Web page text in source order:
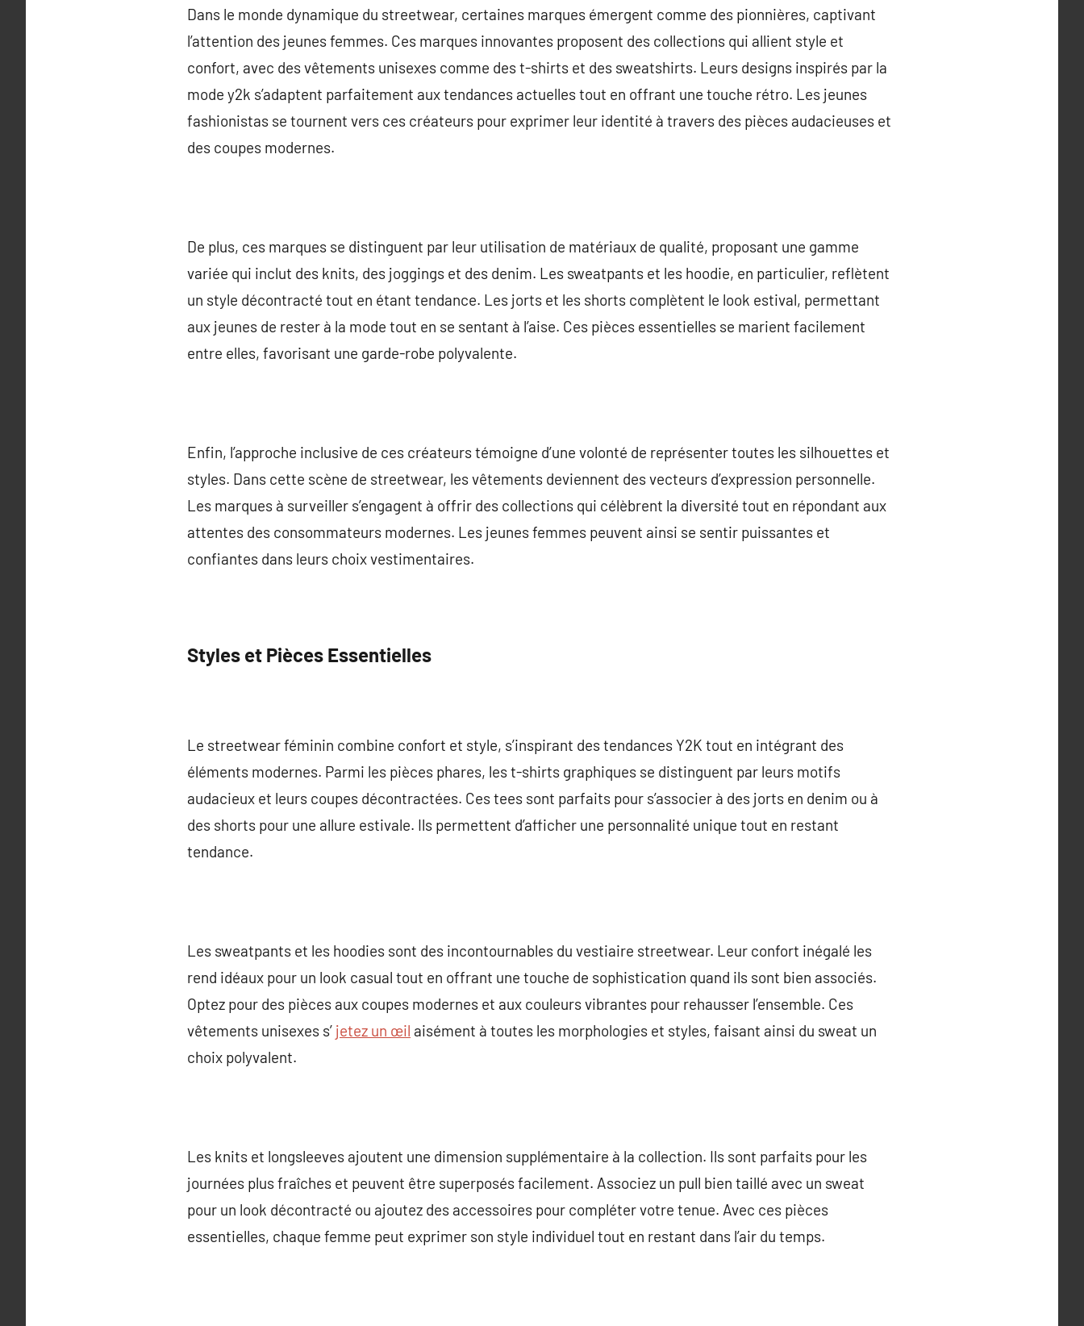
Dans le monde dynamique du streetwear, certaines marques émergent comme des pionnières, captivant
l’attention des jeunes femmes. Ces marques innovantes proposent des collections qui allient style et
confort, avec des vêtements unisexes comme des t-shirts et des sweatshirts. Leurs designs inspirés par la
mode y2k s’adaptent parfaitement aux tendances actuelles tout en offrant une touche rétro. Les jeunes
fashionistas se tournent vers ces créateurs pour exprimer leur identité à travers des pièces audacieuses et
des coupes modernes.
De plus, ces marques se distinguent par leur utilisation de matériaux de qualité, proposant une gamme
variée qui inclut des knits, des joggings et des denim. Les sweatpants et les hoodie, en particulier, reflètent
un style décontracté tout en étant tendance. Les jorts et les shorts complètent le look estival, permettant
aux jeunes de rester à la mode tout en se sentant à l’aise. Ces pièces essentielles se marient facilement
entre elles, favorisant une garde-robe polyvalente.
Enfin, l’approche inclusive de ces créateurs témoigne d’une volonté de représenter toutes les silhouettes et
styles. Dans cette scène de streetwear, les vêtements deviennent des vecteurs d’expression personnelle.
Les marques à surveiller s’engagent à offrir des collections qui célèbrent la diversité tout en répondant aux
attentes des consommateurs modernes. Les jeunes femmes peuvent ainsi se sentir puissantes et
confiantes dans leurs choix vestimentaires.
Styles et Pièces Essentielles
Le streetwear féminin combine confort et style, s’inspirant des tendances Y2K tout en intégrant des
éléments modernes. Parmi les pièces phares, les t-shirts graphiques se distinguent par leurs motifs
audacieux et leurs coupes décontractées. Ces tees sont parfaits pour s’associer à des jorts en denim ou à
des shorts pour une allure estivale. Ils permettent d’afficher une personnalité unique tout en restant
tendance.
Les sweatpants et les hoodies sont des incontournables du vestiaire streetwear. Leur confort inégalé les
rend idéaux pour un look casual tout en offrant une touche de sophistication quand ils sont bien associés.
Optez pour des pièces aux coupes modernes et aux couleurs vibrantes pour rehausser l’ensemble. Ces
vêtements unisexes s’ jetez un œil aisément à toutes les morphologies et styles, faisant ainsi du sweat un
choix polyvalent.
Les knits et longsleeves ajoutent une dimension supplémentaire à la collection. Ils sont parfaits pour les
journées plus fraîches et peuvent être superposés facilement. Associez un pull bien taillé avec un sweat
pour un look décontracté ou ajoutez des accessoires pour compléter votre tenue. Avec ces pièces
essentielles, chaque femme peut exprimer son style individuel tout en restant dans l’air du temps.